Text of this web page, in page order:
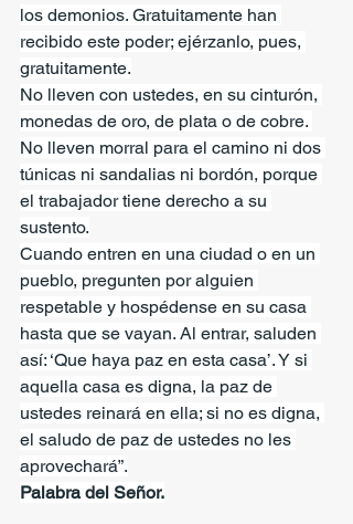
los demonios. Gratuitamente han
recibido este poder; ejérzanlo, pues,
gratuitamente.
No lleven con ustedes, en su cinturón,
monedas de oro, de plata o de cobre.
No lleven morral para el camino ni dos
túnicas ni sandalias ni bordón, porque
el trabajador tiene derecho a su
sustento.
Cuando entren en una ciudad o en un
pueblo, pregunten por alguien
respetable y hospédense en su casa
hasta que se vayan. Al entrar, saluden
así: ‘Que haya paz en esta casa’. Y si
aquella casa es digna, la paz de
ustedes reinará en ella; si no es digna,
el saludo de paz de ustedes no les
aprovechará”.
Palabra del Señor.